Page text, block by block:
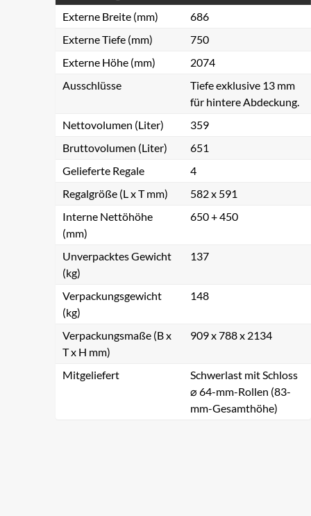
Externe Breite (mm)
686
Externe Tiefe (mm)
750
Externe Höhe (mm)
2074
Ausschlüsse
Tiefe exklusive 13 mm
für hintere Abdeckung.
Nettovolumen (Liter)
359
Bruttovolumen (Liter)
651
Gelieferte Regale
4
Regalgröße (L x T mm)
582 x 591
Interne Nettöhöhe
(mm)
650 + 450
Unverpacktes Gewicht
(kg)
137
Verpackungsgewicht
(kg)
148
Verpackungsmaße (B x
T x H mm)
909 x 788 x 2134
Mitgeliefert
Schwerlast mit Schloss
⌀ 64-mm-Rollen (83-
mm-Gesamthöhe)